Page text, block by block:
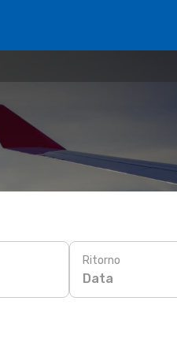
Ritorno
Data